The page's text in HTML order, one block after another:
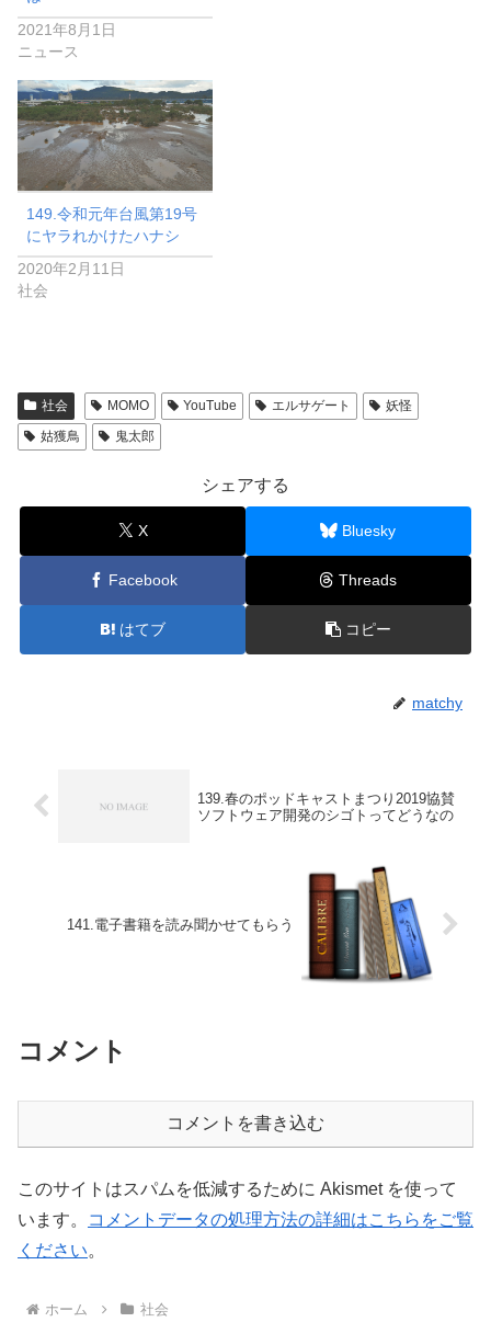
2021年8月1日
ニュース
149.令和元年台風第19号
にヤラれかけたハナシ
2020年2月11日
社会
社会 MOMO YouTube エルサゲート
妖怪
姑獲鳥
鬼太郎
シェアする
X Bluesky
Facebook Threads
はてブ コピー
matchy
139.春のポッドキャストまつり2019協賛
ソフトウェア開発のシゴトってどうなの
141.電子書籍を読み聞かせてもらう
コメント
コメントを書き込む
このサイトはスパムを低減するために Akismet を使って
います。
コメントデータの処理方法の詳細はこちらをご覧
ください。
ホーム 社会